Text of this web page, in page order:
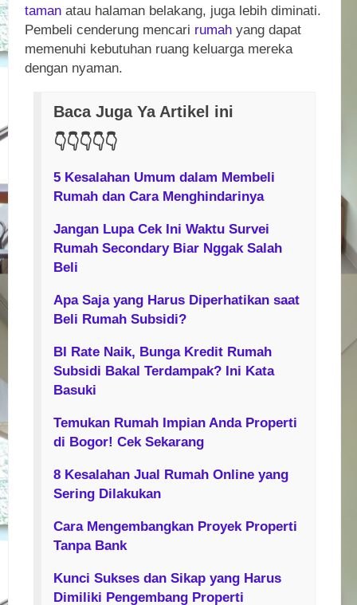
taman atau halaman belakang, juga lebih diminati.
Pembeli cenderung mencari rumah yang dapat
memenuhi kebutuhan ruang keluarga mereka
dengan nyaman.
Baca Juga Ya Artikel ini
👇👇👇👇👇
5 Kesalahan Umum dalam Membeli
Rumah dan Cara Menghindarinya
Jangan Lupa Cek Ini Waktu Survei
Rumah Secondary Biar Nggak Salah
Beli
Apa Saja yang Harus Diperhatikan saat
Beli Rumah Subsidi?
BI Rate Naik, Bunga Kredit Rumah
Subsidi Bakal Terdampak? Ini Kata
Basuki
Temukan Rumah Impian Anda Properti
di Bogor! Cek Sekarang
8 Kesalahan Jual Rumah Online yang
Sering Dilakukan
Cara Mengembangkan Proyek Properti
Tanpa Bank
Kunci Sukses dan Sikap yang Harus
Dimiliki Pengembang Properti